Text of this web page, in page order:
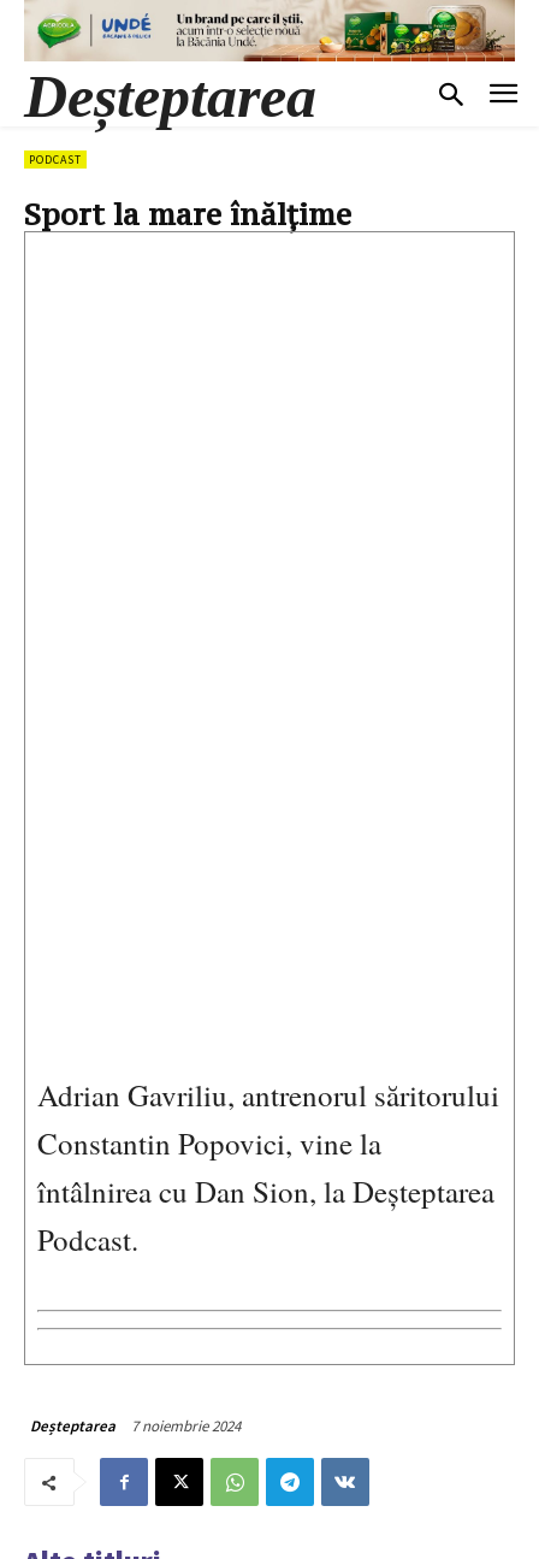
Deșteptarea
PODCAST
Sport la mare înălțime
Adrian Gavriliu, antrenorul săritorului
Constantin Popovici, vine la
întâlnirea cu Dan Sion, la Deșteptarea
Podcast.
Deșteptarea 7 noiembrie 2024